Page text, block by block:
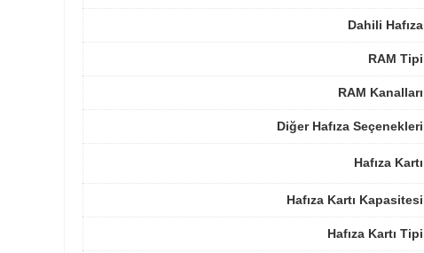
Dahili Hafıza
RAM Tipi
RAM Kanalları
Diğer Hafıza Seçenekleri
Hafıza Kartı
Hafıza Kartı Kapasitesi
Hafıza Kartı Tipi